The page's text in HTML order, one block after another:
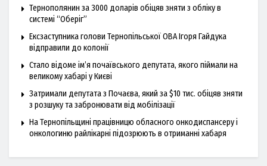
Тернополянин за 3000 доларів обіцяв зняти з обліку в
системі “Оберіг”
Ексзаступника голови Тернопільської ОВА Ігоря Гайдука
відправили до колонії
Стало відоме ім’я почаївського депутата, якого піймали на
великому хабарі у Києві
Затримали депутата з Почаєва, який за $10 тис. обіцяв зняти
з розшуку та забронювати від мобілізації
На Тернопільщині працівницю обласного онкодиспансеру і
онкологиню райлікарні підозрюють в отриманні хабаря